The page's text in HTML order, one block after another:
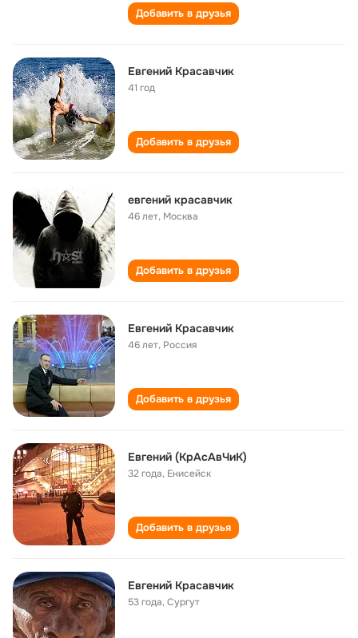
Добавить в друзья
Евгений Красавчик
41 год
Добавить в друзья
евгений красавчик
46 лет, Москва
Добавить в друзья
Евгений Красавчик
46 лет, Россия
Добавить в друзья
Евгений (КрАсАвЧиК)
32 года, Енисейск
Добавить в друзья
Евгений Красавчик
53 года,Сургут